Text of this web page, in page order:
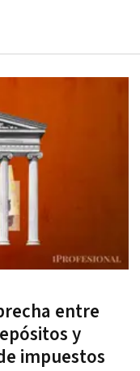
entre
y
impuestos